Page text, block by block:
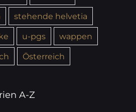
stehende helvetia
u-pgs
wappen
Österreich
A-Z